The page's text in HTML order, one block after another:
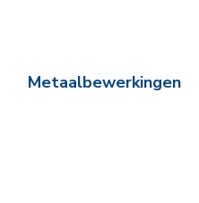
Metaalbewerkingen